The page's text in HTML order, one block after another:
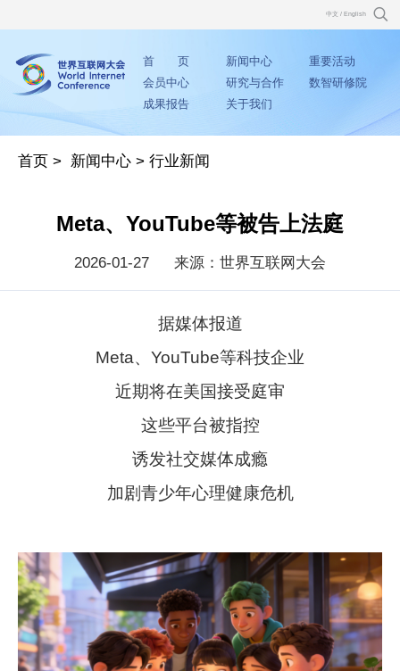
中文 / English
首 页 新闻中心
重要活动
会员中心
研究与合作
数智研修院
成果报告
关于我们
首页 > 新闻中心 >行业新闻
Meta、YouTube等被告上法庭
2026-01-27 来源：世界互联网大会
据媒体报道
Meta、YouTube等科技企业
近期将在美国接受庭审
这些平台被指控
诱发社交媒体成瘾
加剧青少年心理健康危机